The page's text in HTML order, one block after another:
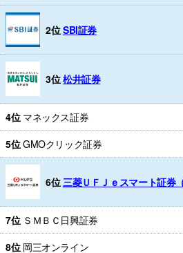
2位SBI証券
3位松井証券
4位 マネックス証券
5位GMOクリック証券
6位 三菱ＵＦＪｅスマート証券
7位 ＳＭＢＣ日興証券
8位 岡三オンライン